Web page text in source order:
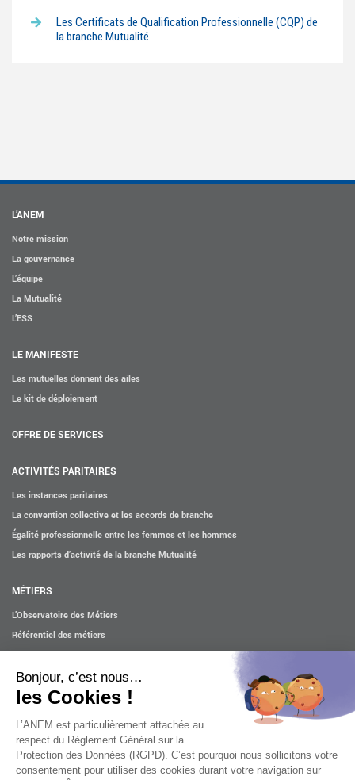
Les Certificats de Qualification Professionnelle (CQP) de
la branche Mutualité
L’ANEM
Notre mission
La gouvernance
L’équipe
La Mutualité
L’ESS
LE MANIFESTE
Les mutuelles donnent des ailes
Le kit de déploiement
OFFRE DE SERVICES
ACTIVITÉS PARITAIRES
Les instances paritaires
La convention collective et les accords de branche
Égalité professionnelle entre les femmes et les hommes
Les rapports d’activité de la branche Mutualité
MÉTIERS
L’Observatoire des Métiers
Référentiel des métiers
Certifications professionnelles
Parcours d’intégration
Politique handicap
ACTUALITÉS